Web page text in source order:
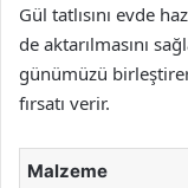
Gül tatlısını evde
de aktarılmasını
günümüzü
fırsatı verir.
Malzeme